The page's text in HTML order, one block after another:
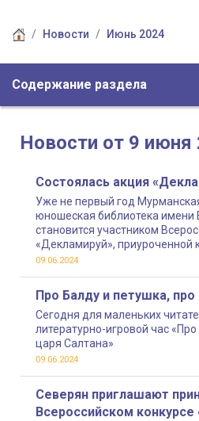
Новости Июнь 2024
Содержание раздела
Новости от 9 июня
Состоялась акция
Уже не первый год
юношеская библиотека имени
становится участником
«Декламируй», приуроченной
09.06.2024
Про Балду и петушка, про
Сегодня для маленьких
литературно-игровой час
царя Салтана»
09.06.2024
Северян приглашают
Всероссийском